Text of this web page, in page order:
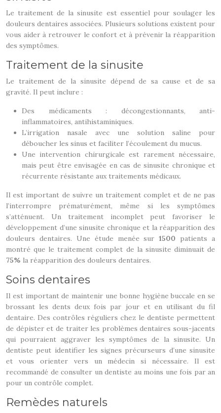
Le traitement de la sinusite est essentiel pour soulager les
douleurs dentaires associées. Plusieurs solutions existent pour
vous aider à retrouver le confort et à prévenir la réapparition
des symptômes.
Traitement de la sinusite
Le traitement de la sinusite dépend de sa cause et de sa
gravité. Il peut inclure :
Des médicaments : décongestionnants, anti-
inflammatoires, antihistaminiques.
L’irrigation nasale avec une solution saline pour
déboucher les sinus et faciliter l’écoulement du mucus.
Une intervention chirurgicale est rarement nécessaire,
mais peut être envisagée en cas de sinusite chronique et
récurrente résistante aux traitements médicaux.
Il est important de suivre un traitement complet et de ne pas
l’interrompre prématurément, même si les symptômes
s’atténuent. Un traitement incomplet peut favoriser le
développement d’une sinusite chronique et la réapparition des
douleurs dentaires. Une étude menée sur1500 patients a
montré que le traitement complet de la sinusite diminuait de
75% la réapparition des douleurs dentaires.
Soins dentaires
Il est important de maintenir une bonne hygiène buccale en se
brossant les dents deux fois par jour et en utilisant du fil
dentaire. Des contrôles réguliers chez le dentiste permettent
de dépister et de traiter les problèmes dentaires sous-jacents
qui pourraient aggraver les symptômes de la sinusite. Un
dentiste peut identifier les signes précurseurs d’une sinusite
et vous orienter vers un médecin si nécessaire. Il est
recommandé de consulter un dentiste au moins une fois par an
pour un contrôle complet.
Remèdes naturels